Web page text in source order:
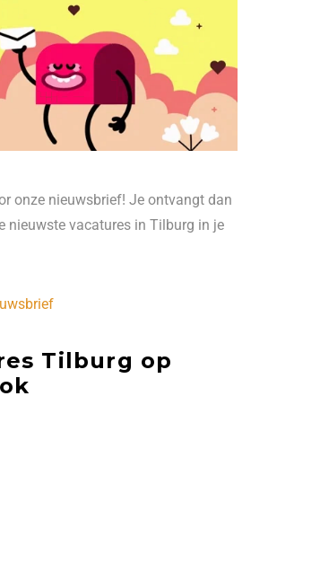
onze nieuwsbrief! Je ontvangt dan
nieuwste vacatures in Tilburg in je
Tilburg op